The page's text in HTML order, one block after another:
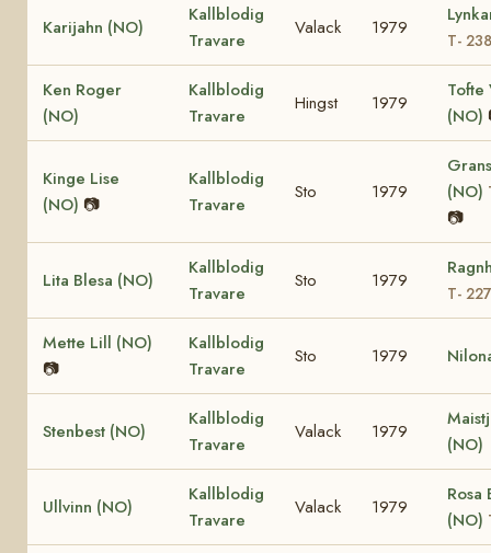
Karijahn (NO)
Kallblodig
Travare
Valack 1979
T-
Ken Roger
(NO)
Kallblodig
Travare
Hingst 1979
Tofte
(NO)
Kinge Lise
(NO) 📷
Kallblodig
Travare
Sto 1979
(NO)
📷
Lita Blesa (NO)
Kallblodig
Travare
Sto 1979
T-
Mette Lill (NO)
📷
Kallblodig
Travare
Sto 1979
Stenbest (NO)
Kallblodig
Travare
Valack 1979
(NO)
Ullvinn (NO)
Kallblodig
Travare
Valack 1979
Rosa
(NO)